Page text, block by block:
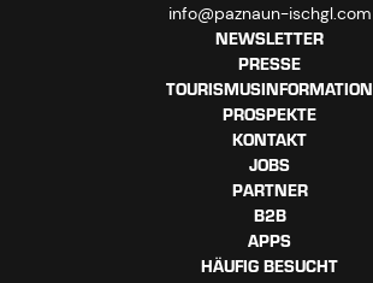
info@paznaun-ischgl.com
NEWSLETTER
PRESSE
TOURISMUSINFORMATION
PROSPEKTE
KONTAKT
JOBS
PARTNER
B2B
APPS
HÄUFIG BESUCHT